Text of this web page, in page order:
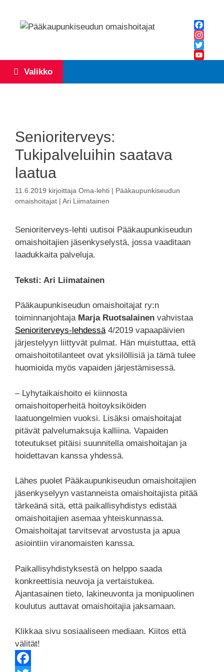
sisältöön
Twitter
Valikko
Senioriterveys:
Tukipalveluihin saatava
laatua
11.6.2019 kirjoittaja Oma-lehti | Pääkaupunkiseudun
omaishoitajat | Ari Liimatainen
Senioriterveys-lehti uutisoi Pääkaupunkiseudun
omaishoitajien jäsenkyselystä, jossa vaaditaan
laadukkaita palveluja.
Teksti: Ari Liimatainen
Pääkaupunkiseudun omaishoitajat ry:n
toiminnanjohtaja Marja Ruotsalainen vahvistaa
Senioriterveys-lehdessä4/2019 vapaapäivien
järjestelyyn liittyvät pulmat. Hän muistuttaa, että
omaishoitotilanteet ovat yksilöllisiä ja tämä tulee
huomioida myös vapaiden järjestämisessä.
– Lyhytaikaishoito ei kiinnosta
omaishoitoperheitä hoitoyksiköiden
laatuongelmien vuoksi. Lisäksi omaishoitajat
pitävät palvelumaksuja kalliina. Vapaiden
toteutukset pitäisi suunnitella omaishoitajan ja
hoidettavan kanssa yhdessä.
Lähes puolet Pääkaupunkiseudun omaishoitajien
jäsenkyselyyn vastanneista omaishoitajista pitää
tärkeänä sitä, että paikallisyhdistys edistää
omaishoitajien asemaa yhteiskunnassa.
Omaishoitajat tarvitsevat arvostusta ja apua
asiointiin viranomaisten kanssa.
Paikallisyhdistyksestä on helppo saada
konkreettisia neuvoja ja vertaistukea.
Ajantasainen tieto, lakineuvonta ja monipuolinen
koulutus auttavat omaishoitajia jaksamaan.
Klikkaa sivu sosiaaliseen mediaan. Kiitos että
välität!